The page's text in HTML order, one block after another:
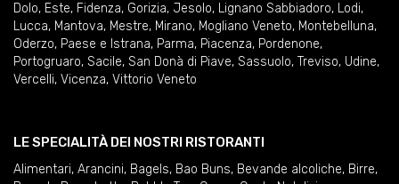
Dolo, Este, Fidenza, Gorizia, Jesolo, Lignano Sabbiadoro, Lodi,
Lucca, Mantova, Mestre, Mirano, Mogliano Veneto, Montebelluna,
Oderzo, Paese e Istrana, Parma, Piacenza, Pordenone,
Portogruaro, Sacile, San Donà di Piave, Sassuolo, Treviso, Udine,
Vercelli, Vicenza, Vittorio Veneto
LE SPECIALITÀ DEI NOSTRI RISTORANTI
Alimentari, Arancini, Bagels, Bao Buns, Bevande alcoliche, Birre,